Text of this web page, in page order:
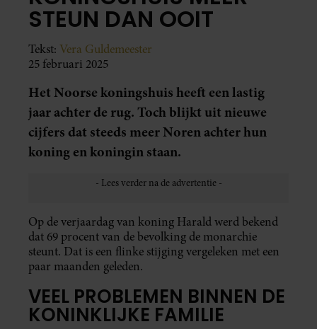
STEUN DAN OOIT
Tekst: Vera Guldemeester
25 februari 2025
Het Noorse koningshuis heeft een lastig
jaar achter de rug. Toch blijkt uit nieuwe
cijfers dat steeds meer Noren achter hun
koning en koningin staan.
Op de verjaardag van koning Harald werd bekend
dat 69 procent van de bevolking de monarchie
steunt. Dat is een flinke stijging vergeleken met een
paar maanden geleden.
VEEL PROBLEMEN BINNEN DE
KONINKLIJKE FAMILIE